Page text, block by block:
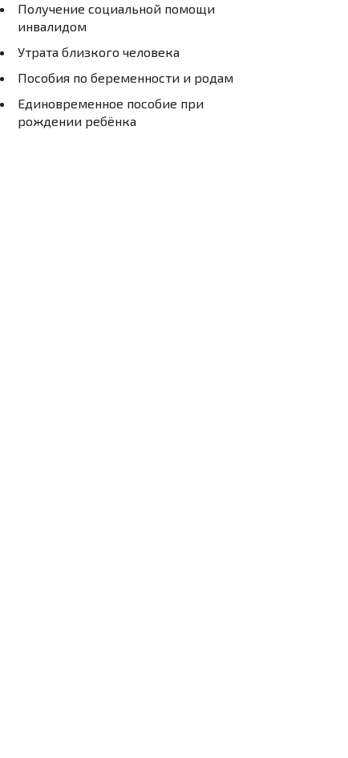
Получение социальной помощи
инвалидом
Утрата близкого человека
Пособия по беременности и родам
Единовременное пособие при
рождении ребёнка